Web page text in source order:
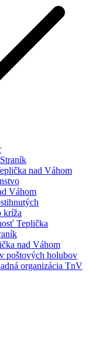
nad Váhom
Váhom
kríža
Teplička
nad Váhom
poštových holubov
organizácia TnV